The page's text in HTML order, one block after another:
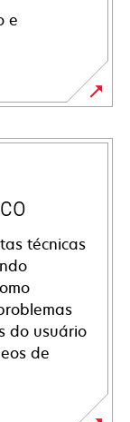
e
técnicas
do usuário
de